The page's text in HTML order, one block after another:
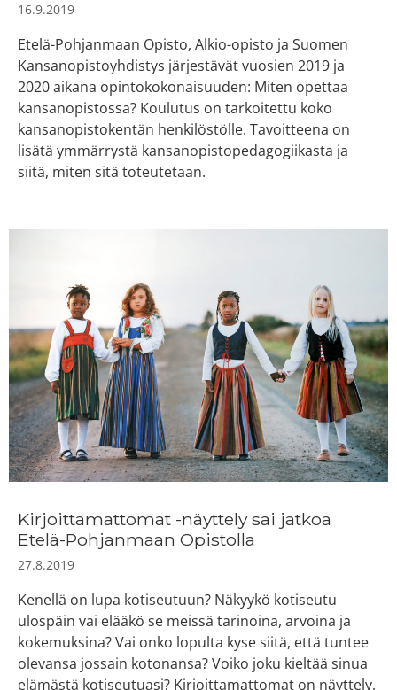
16.9.2019
Etelä-Pohjanmaan Opisto, Alkio-opisto ja Suomen
Kansanopistoyhdistys järjestävät vuosien 2019 ja
2020 aikana opintokokonaisuuden: Miten opettaa
kansanopistossa? Koulutus on tarkoitettu koko
kansanopistokentän henkilöstölle. Tavoitteena on
lisätä ymmärrystä kansanopistopedagogiikasta ja
siitä, miten sitä toteutetaan.
Kirjoittamattomat -näyttely sai jatkoa
Etelä-Pohjanmaan Opistolla
27.8.2019
Kenellä on lupa kotiseutuun? Näkyykö kotiseutu
ulospäin vai elääkö se meissä tarinoina, arvoina ja
kokemuksina? Vai onko lopulta kyse siitä, että tuntee
olevansa jossain kotonansa? Voiko joku kieltää sinua
elämästä kotiseutuasi? Kirjoittamattomat on näyttely,